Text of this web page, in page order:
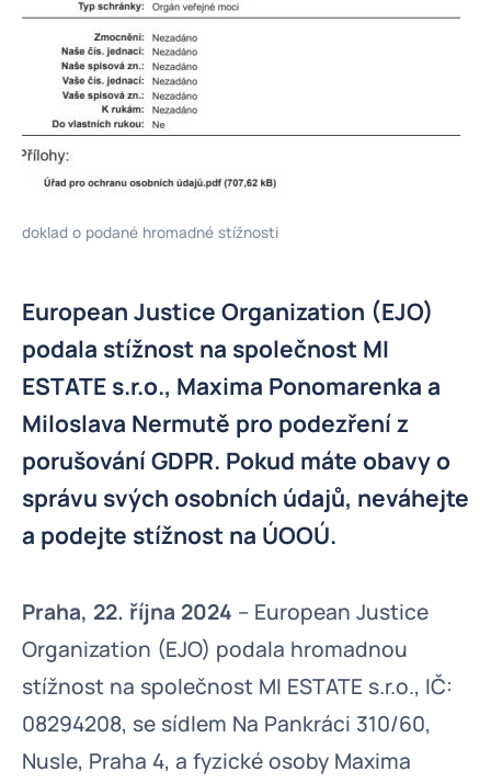
doklad o podané hromadné stížnosti
European Justice Organization (EJO)
podala stížnost na společnost MI
ESTATE s.r.o., Maxima Ponomarenka a
Miloslava Nermutě pro podezření z
porušování GDPR. Pokud máte obavy o
správu svých osobních údajů, neváhejte
a podejte stížnost na ÚOOÚ.
Praha, 22. října 2024 – European Justice
Organization (EJO) podala hromadnou
stížnost na společnost MI ESTATE s.r.o., IČ:
08294208, se sídlem Na Pankráci 310/60,
Nusle, Praha 4, a fyzické osoby Maxima